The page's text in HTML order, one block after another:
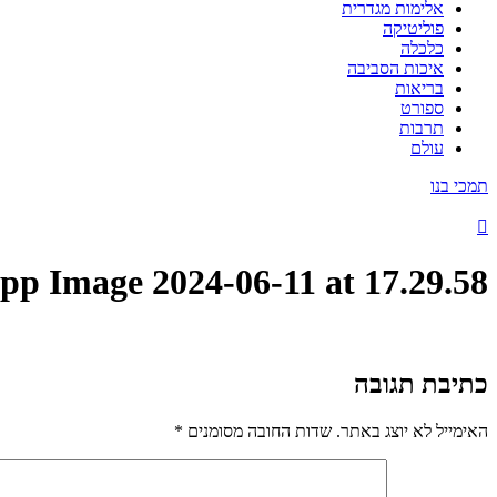
אלימות מגדרית
פוליטיקה
כלכלה
איכות הסביבה
בריאות
ספורט
תרבות
עולם
תמכי בנו
Image 2024-06-11 at 17.29.58
כתיבת תגובה
האימייל לא יוצג באתר. שדות החובה מסומנים *